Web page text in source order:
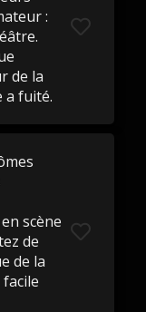
:
de la
a fuité.
scène
de
de la